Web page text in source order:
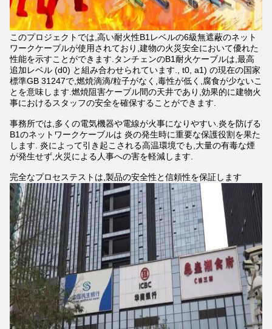
このプロジェクトでは,高い耐火性B1レベルの6級無遮蔽のネット
ワークケーブルが使用されており,建物の火災安全において優れた
性能を示すことができます.タンチェンのB1耐火ケーブルは,最高
追加レベル (d0) と組み合わせられています., t0, a1) の現在の国家
標準GB 31247で,燃焼滴滴/粒子がなく,毒性が低く,腐食が少ないこ
とを意味します.燃焼阻害ケーブル間の天井であり,効果的に建物火
事におけるスタッフの安全を確保することができます.
事務所では,多くの電気機器や電線が火事になりやすい.炎を防げる
B1のネットワークケーブルは 炎の発生時に重要な保護役割を果た
します. 炎によって引き起こされる高温環境でも,大量の有毒な煙
が発生せず,火災による人事への害を軽減します.
完全なプロセステストは,製品の安全性と信頼性を保証します